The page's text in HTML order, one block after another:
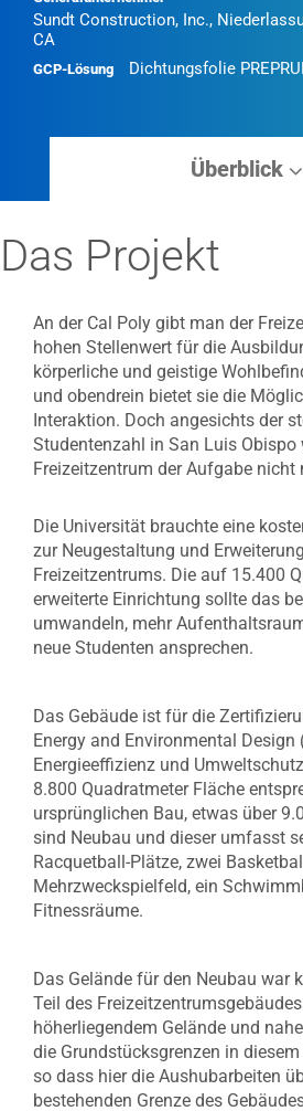
Sundt Construction, Inc.,
CA
GCP-Lösung Dichtungsfolie
Überblick
Das Projekt
An der Cal Poly gibt man der
hohen Stellenwert für die
körperliche und geistige
und obendrein bietet sie die
Interaktion. Doch angesichts der
Studentenzahl in San Luis Obispo
Freizeitzentrum der Aufgabe nicht
Die Universität brauchte eine
zur Neugestaltung und
Freizeitzentrums. Die auf 15.400
erweiterte Einrichtung sollte das
umwandeln, mehr
neue Studenten ansprechen.
Das Gebäude ist für die
Energy and Environmental Design
Energieeffizienz und
8.800 Quadratmeter Fläche
ursprünglichen Bau, etwas über
sind Neubau und dieser umfasst
Racquetball-Plätze, zwei
Mehrzweckspielfeld, ein
Fitnessräume.
Das Gelände für den Neubau war
Teil des
höherliegendem Gelände und
die Grundstücksgrenzen in
so dass hier die Aushubarbeiten
bestehenden Grenze des